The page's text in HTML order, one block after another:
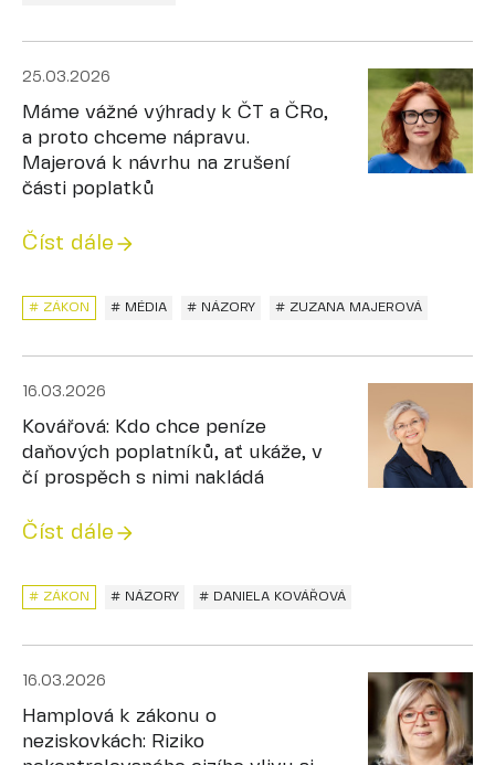
25.03.2026
Máme vážné výhrady k ČT a ČRo,
a proto chceme nápravu.
Majerová k návrhu na zrušení
části poplatků
Číst dále
# MÉDIA
# ZÁKON # NÁZORY # ZUZANA MAJEROVÁ
16.03.2026
Kovářová: Kdo chce peníze
daňových poplatníků, ať ukáže, v
čí prospěch s nimi nakládá
Číst dále
# ZÁKON # NÁZORY # DANIELA KOVÁŘOVÁ
16.03.2026
Hamplová k zákonu o
neziskovkách: Riziko